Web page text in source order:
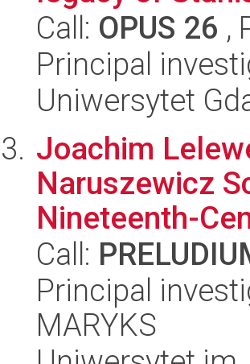
Call: OPUS 26 ,
Principal
Uniwersytet
Joachim
Naruszewicz
Nineteenth-
Call:
Principal
MARYKS